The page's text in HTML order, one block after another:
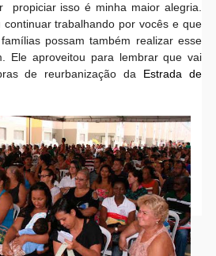
propiciar isso é minha maior alegria.
trabalhando por vocês e que
possam também realizar esse
Ele aproveitou para lembrar que vai
de reurbanização da Estrada de